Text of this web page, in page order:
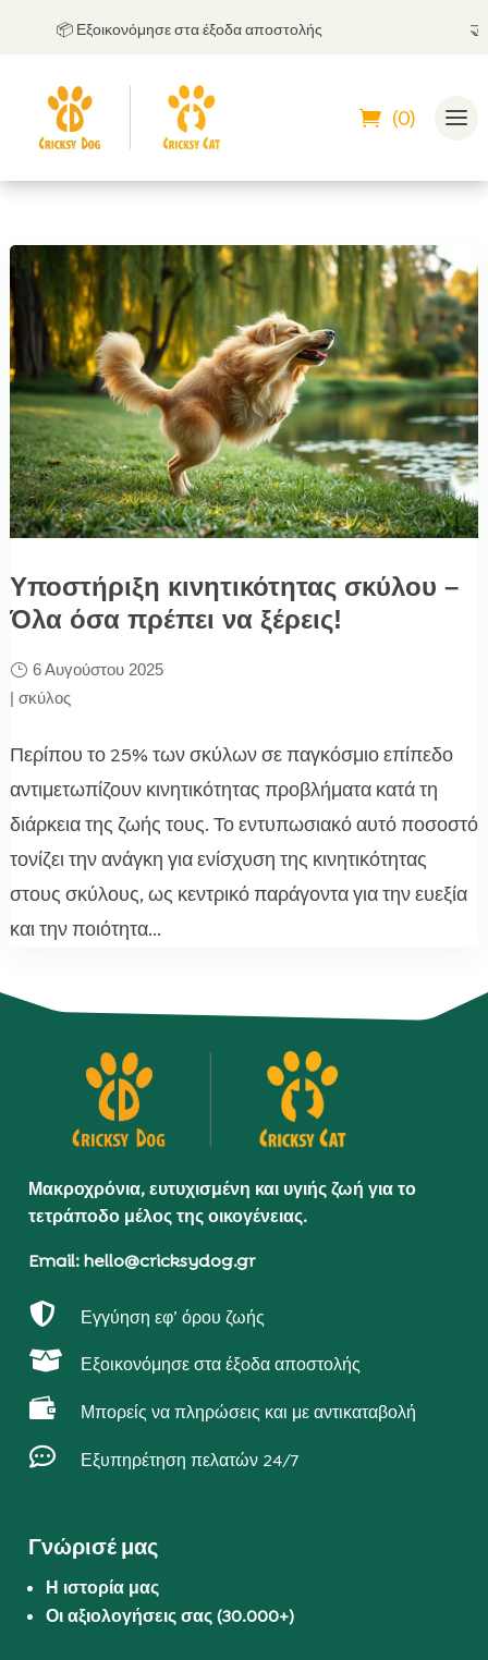
📦 Εξοικονόμησε στα έξοδα αποστολής
(0)
Υποστήριξη κινητικότητας σκύλου –
Όλα όσα πρέπει να ξέρεις!
6 Αυγούστου 2025
| σκύλος
Περίπου το 25% των σκύλων σε παγκόσμιο επίπεδο
αντιμετωπίζουν κινητικότητας προβλήματα κατά τη
διάρκεια της ζωής τους. Το εντυπωσιακό αυτό ποσοστό
τονίζει την ανάγκη για ενίσχυση της κινητικότητας
στους σκύλους, ως κεντρικό παράγοντα για την ευεξία
και την ποιότητα...
Μακροχρόνια, ευτυχισμένη και υγιής ζωή για το
τετράποδο μέλος της οικογένειας.
Email: hello@cricksydog.gr
 Εγγύηση εφ’ όρου ζωής
 Εξοικονόμησε στα έξοδα αποστολής
 Μπορείς να πληρώσεις και με αντικαταβολή
 Εξυπηρέτηση πελατών 24/7
Γνώρισέ μας
Η ιστορία μας
Οι αξιολογήσεις σας (30.000+)